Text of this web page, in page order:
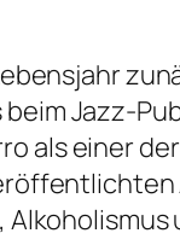
Jazz-
als einer